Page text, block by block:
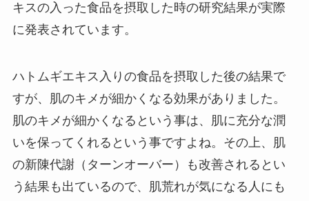
キスの入った食品を摂取した時の研究結果が実際
に発表されています。
ハトムギエキス入りの食品を摂取した後の結果で
すが、肌のキメが細かくなる効果がありました。
肌のキメが細かくなるという事は、肌に充分な潤
いを保ってくれるという事ですよね。その上、肌
の新陳代謝（ターンオーバー）も改善されるとい
う結果も出ているので、肌荒れが気になる人にも